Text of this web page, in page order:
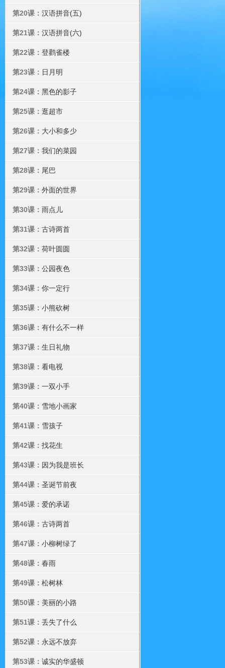
第20课： 汉语拼音(五)
第21课： 汉语拼音(六)
第22课： 登鹳雀楼
第23课： 日月明
第24课： 黑色的影子
第25课： 逛超市
第26课： 大小和多少
第27课： 我们的菜园
第28课： 尾巴
第29课： 外面的世界
第30课： 雨点儿
第31课： 古诗两首
第32课： 荷叶圆圆
第33课： 公园夜色
第34课： 你一定行
第35课： 小熊砍树
第36课： 有什么不一样
第37课： 生日礼物
第38课： 看电视
第39课： 一双小手
第40课： 雪地小画家
第41课： 雪孩子
第42课： 找花生
第43课： 因为我是班长
第44课： 圣诞节前夜
第45课： 爱的承诺
第46课： 古诗两首
第47课： 小柳树绿了
第48课： 春雨
第49课： 松树林
第50课： 美丽的小路
第51课： 丢失了什么
第52课： 永远不放弃
第53课： 诚实的华盛顿